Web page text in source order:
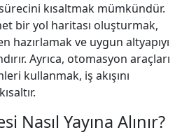
kısaltmak mümkündür.
bir yol haritası oluşturmak,
hazırlamak ve uygun altyapıyı
Ayrıca, otomasyon araçları
kullanmak, iş akışını
Nasıl Yayına Alınır?